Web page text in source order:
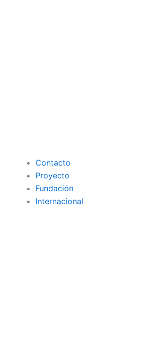
Contacto
Proyecto
Fundación
Internacional